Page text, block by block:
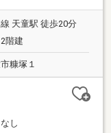
天童駅 徒歩20分
階建
糠塚１
なし